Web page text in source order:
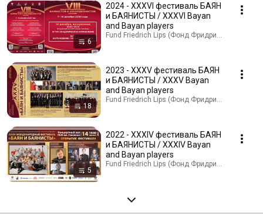
6
2024 - XXXVI фестиваль БАЯН
и БАЯНИСТЫ / XXXVI Bayan
and Bayan players
Fund Friedrich Lips (Фонд Фридриха Липса) ·
18
2023 - XXXV фестиваль БАЯН
и БАЯНИСТЫ / XXXV Bayan
and Bayan players
Fund Friedrich Lips (Фонд Фридриха Липса) ·
5
2022 - XXXIV фестиваль БАЯН
и БАЯНИСТЫ / XXXIV Bayan
and Bayan players
Fund Friedrich Lips (Фонд Фридриха Липса) ·